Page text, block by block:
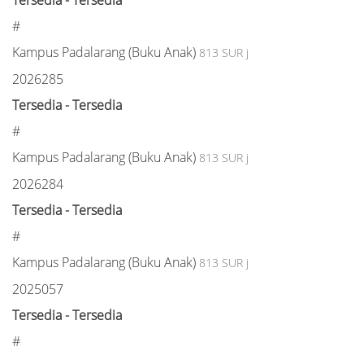
#
Kampus Padalarang (Buku Anak) 813 SUR j
2026285
Tersedia - Tersedia
#
Kampus Padalarang (Buku Anak) 813 SUR j
2026284
Tersedia - Tersedia
#
Kampus Padalarang (Buku Anak) 813 SUR j
2025057
Tersedia - Tersedia
#